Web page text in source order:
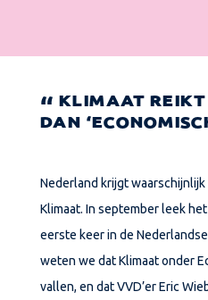
KLIMAAT
DAN
Nederland krijgt
Klimaat. In september leek
eerste keer in de
weten we dat Klimaat onder
vallen, en dat VVD’er Eric